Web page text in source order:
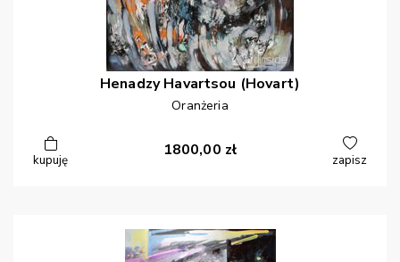
Henadzy Havartsou (Hovart)
Oranżeria
kupuję
1800,00 zł
zapisz